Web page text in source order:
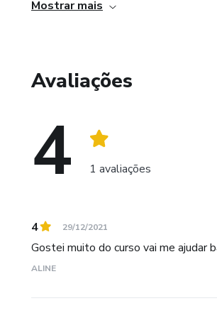
Mostrar mais
Avaliações
4 1 avaliações
4 29/12/2021
Gostei muito do curso vai me ajudar
ALINE